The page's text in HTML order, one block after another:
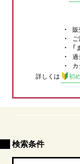
販
ご
過
カ
詳しくは
初
検索条件